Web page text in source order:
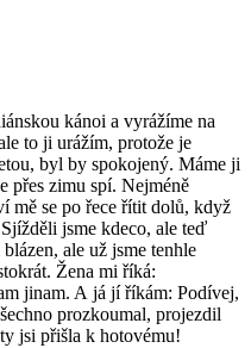
kánoi a vyrážíme na
to ji urážím, protože je
byl by spokojený. Máme ji
přes zimu spí. Nejméně
mě se po řece řítit dolů, když
jsme kdeco, ale teď
ale už jsme tenhle
Žena mi říká:
jinam. A já jí říkám: Podívej,
prozkoumal, projezdil
jsi přišla k hotovému!